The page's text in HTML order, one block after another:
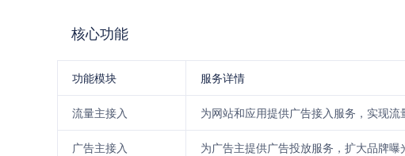
核心功能
功能模块 服务详情
流量主接入 为网站和应用提供广告接入服务，实现流
广告主接入 为广告主提供广告投放服务，扩大品牌曝